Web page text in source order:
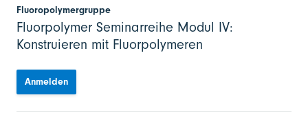
Fluoropolymergruppe
Fluorpolymer Seminarreihe Modul IV:
Konstruieren mit Fluorpolymeren
Anmelden